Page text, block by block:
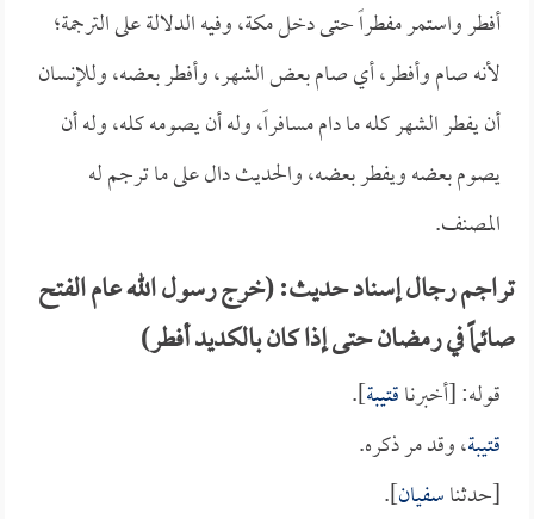
أفطر واستمر مفطراً حتى دخل مكة، وفيه الدلالة على الترجمة؛
لأنه صام وأفطر، أي صام بعض الشهر، وأفطر بعضه، وللإنسان
أن يفطر الشهر كله ما دام مسافراً، وله أن يصومه كله، وله أن
يصوم بعضه ويفطر بعضه، والحديث دال على ما ترجم له
المصنف.
تراجم رجال إسناد حديث: (خرج رسول الله عام الفتح
صائماً في رمضان حتى إذا كان بالكديد أفطر)
قوله: [أخبرناقتيبة].
قتيبة، وقد مر ذكره.
[حدثناسفيان].